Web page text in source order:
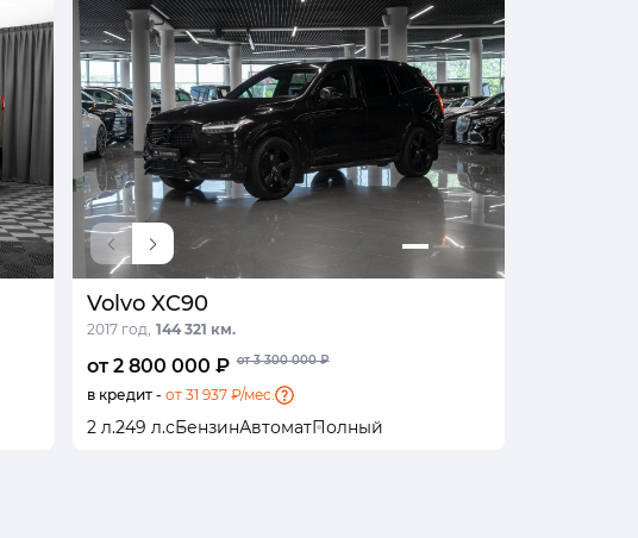
Volvo XC90
2017 год, 144 321 км.
от 2 800 000 ₽ от 3 300 000 ₽
в кредит - от 31 937 ₽/мес.
2 л.249 л.сБензинАвтоматПолный